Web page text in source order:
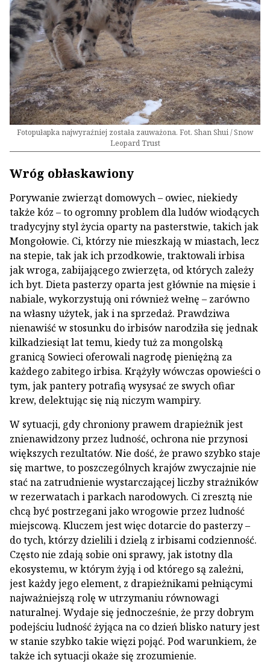
Fotopułapka najwyraźniej została zauważona. Fot. Shan Shui / Snow
Leopard Trust
Wróg obłaskawiony
Porywanie zwierząt domowych – owiec, niekiedy
także kóz – to ogromny problem dla ludów wiodących
tradycyjny styl życia oparty na pasterstwie, takich jak
Mongołowie. Ci, którzy nie mieszkają w miastach, lecz
na stepie, tak jak ich przodkowie, traktowali irbisa
jak wroga, zabijającego zwierzęta, od których zależy
ich byt. Dieta pasterzy oparta jest głównie na mięsie i
nabiale, wykorzystują oni również wełnę – zarówno
na własny użytek, jak i na sprzedaż. Prawdziwa
nienawiść w stosunku do irbisów narodziła się jednak
kilkadziesiąt lat temu, kiedy tuż za mongolską
granicą Sowieci oferowali nagrodę pieniężną za
każdego zabitego irbisa. Krążyły wówczas opowieści o
tym, jak pantery potrafią wysysać ze swych ofiar
krew, delektując się nią niczym wampiry.
W sytuacji, gdy chroniony prawem drapieżnik jest
znienawidzony przez ludność, ochrona nie przynosi
większych rezultatów. Nie dość, że prawo szybko staje
się martwe, to poszczególnych krajów zwyczajnie nie
stać na zatrudnienie wystarczającej liczby strażników
w rezerwatach i parkach narodowych. Ci zresztą nie
chcą być postrzegani jako wrogowie przez ludność
miejscową. Kluczem jest więc dotarcie do pasterzy –
do tych, którzy dzielili i dzielą z irbisami codzienność.
Często nie zdają sobie oni sprawy, jak istotny dla
ekosystemu, w którym żyją i od którego są zależni,
jest każdy jego element, z drapieżnikami pełniącymi
najważniejszą rolę w utrzymaniu równowagi
naturalnej. Wydaje się jednocześnie, że przy dobrym
podejściu ludność żyjąca na co dzień blisko natury jest
w stanie szybko takie więzi pojąć. Pod warunkiem, że
także ich sytuacji okaże się zrozumienie.